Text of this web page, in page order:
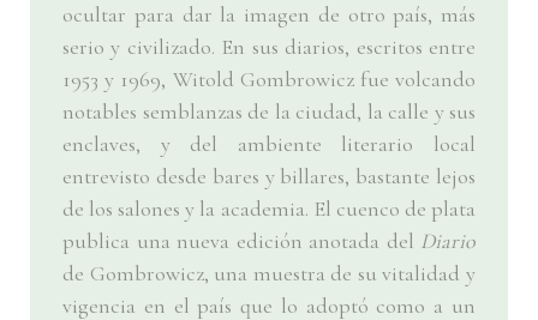
ocultar para dar la imagen de otro país, más
serio y civilizado. En sus diarios, escritos entre
1953 y 1969, Witold Gombrowicz fue volcando
notables semblanzas de la ciudad, la calle y sus
enclaves, y del ambiente literario local
entrevisto desde bares y billares, bastante lejos
de los salones y la academia. El cuenco de plata
publica una nueva edición anotada del Diario
de Gombrowicz, una muestra de su vitalidad y
vigencia en el país que lo adoptó como a un